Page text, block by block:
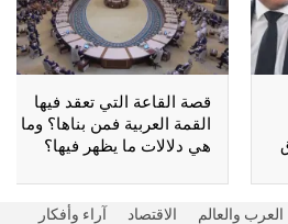
قصة القاعة التي تعقد فيها
القمة العربية فمن بناها؟ وما
هي دلالات ما يظهر فيها؟
العرب والعالم الاقتصاد آراء وأفكار